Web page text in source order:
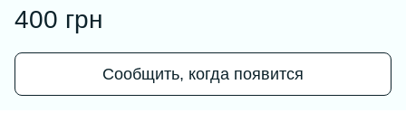
400 грн
Сообщить, когда появится